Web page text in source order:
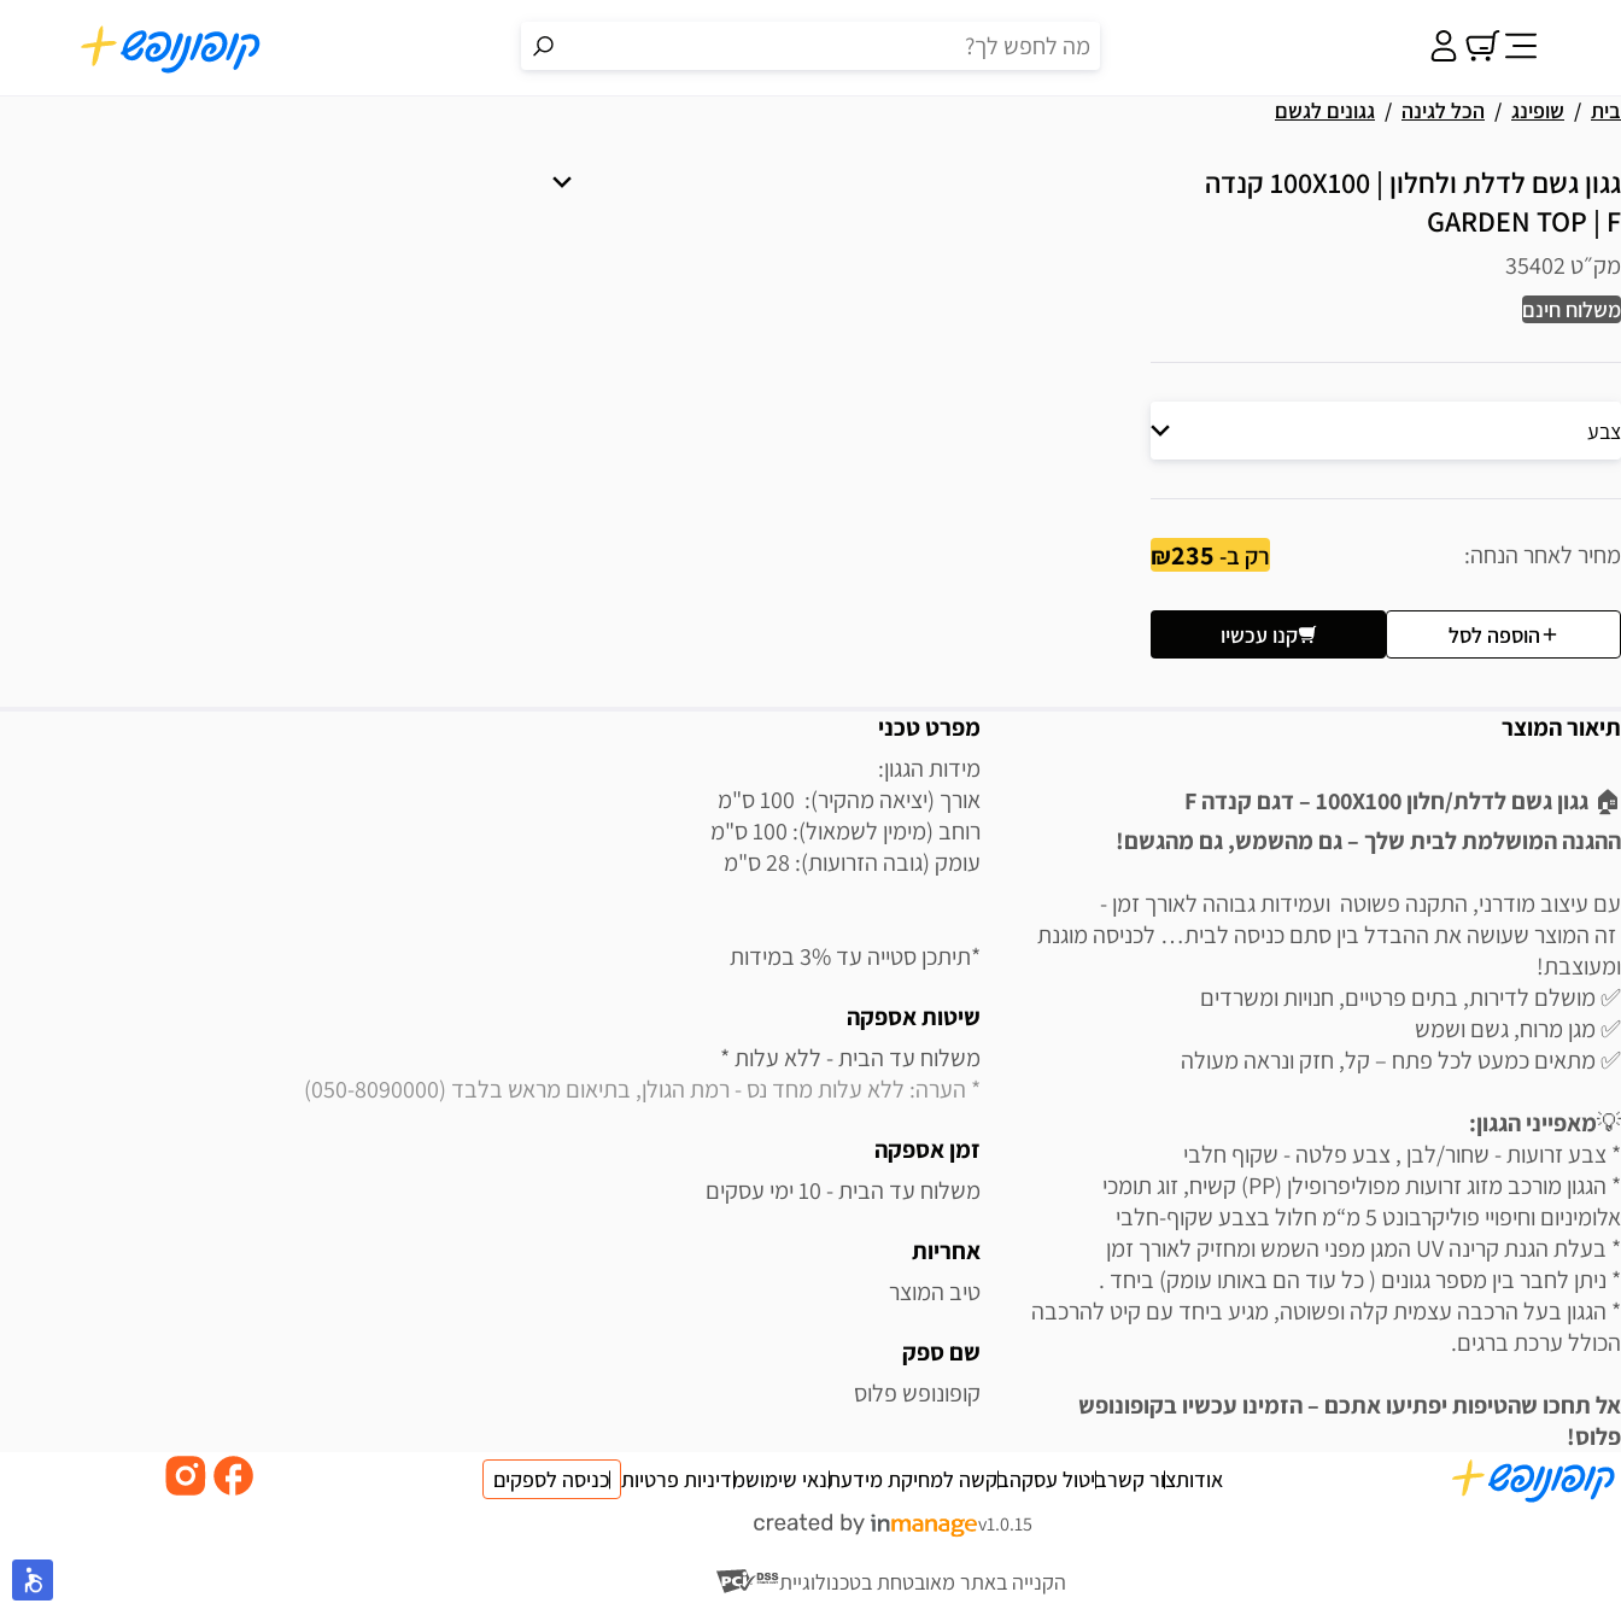
בית שופינג הכל לגינה גגונים לגשם
גגון גשם לדלת ולחלון | 100X100 קנדה
GARDEN TOP | F
מק״ט 35402
משלוח חינם
צבע
מחיר לאחר הנחה רק ב-235
הוספה לסל קנו עכשיו
תיאור המוצר
🏠 גגון גשם לדלת/חלון 100X100 – דגם קנדה F
ההגנה המושלמת לבית שלך – גם מהשמש, גם מהגשם!
עם עיצוב מודרני, התקנה פשוטה ועמידות גבוהה לאורך זמן -
זה המוצר שעושה את ההבדל בין סתם כניסה לבית… לכניסה מוגנת
ומעוצבת!
✅ מושלם לדירות, בתים פרטיים, חנויות ומשרדים
✅ מגן מרוח, גשם ושמש
✅ מתאים כמעט לכל פתח – קל, חזק ונראה מעולה
💡מאפייני הגגון:
* צבע זרועות - שחור/לבן , צבע פלטה - שקוף חלבי
* הגגון מורכב מזוג זרועות מפוליפרופילן (PP) קשיח, זוג תומכי
אלומיניום וחיפויי פוליקרבונט 5 מ“מ חלול בצבע שקוף-חלבי
* בעלת הגנת קרינה UV המגן מפני השמש ומחזיק לאורך זמן
* ניתן לחבר בין מספר גגונים ( כל עוד הם באותו עומק) ביחד .
* הגגון בעל הרכבה עצמית קלה ופשוטה, מגיע ביחד עם קיט להרכבה
הכולל ערכת ברגים.
אל תחכו שהטיפות יפתיעו אתכם – הזמינו עכשיו בקופונופש
פלוס!
מידע נוסף
מפרט טכני
*תיתכן סטייה עד 3% במידות
שיטות אספקה
משלוח עד הבית - ללא עלות *
* הערה: ללא עלות מחד נס - רמת הגולן, בתיאום מראש בלבד (050-8090000)
זמן אספקה
משלוח עד הבית - 10 ימי עסקים
אחריות
טיב המוצר
שם ספק
קופונופש פלוס
אודותצור קשרביטול עסקהבקשה למחיקת מידעתנאי שימושמדיניות פרטיות כניסה לספקים
v1.0.15
הקנייה באתר מאובטחת בטכנולוגיית